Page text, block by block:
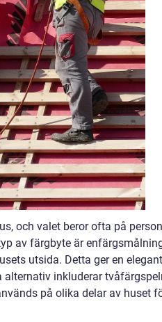
och valet beror ofta på
av färgbyte är
utsida. Detta ger en
inkluderar
på olika delar av huset